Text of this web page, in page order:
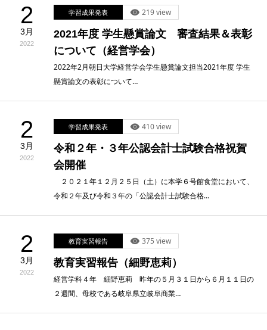
2
3月
2022
学習成果発表 219 view
2021年度 学生懸賞論文 審査結果＆表彰
について（経営学会）
2022年2月朝日大学経営学会学生懸賞論文担当2021年度 学生
懸賞論文の表彰について…
2
3月
2022
学習成果発表 410 view
令和２年・３年公認会計士試験合格祝賀
会開催
２０２１年１２月２５日（土）に本学６号館食堂において、
令和２年及び令和３年の「公認会計士試験合格…
2
3月
2022
教育実習報告 375 view
教育実習報告（細野恵莉）
経営学科４年 細野恵莉 昨年の５月３１日から６月１１日の
２週間、母校である岐阜県立岐阜商業…